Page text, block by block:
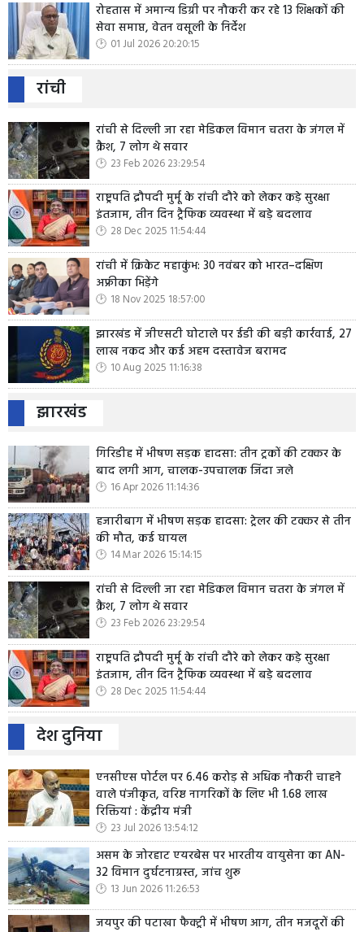
रोहतास में अमान्य डिग्री पर नौकरी कर रहे 13 शिक्षकों की
सेवा समाप्त, वेतन वसूली के निर्देश
01 Jul 2026 20:20:15
रांची
रांची से दिल्ली जा रहा मेडिकल विमान चतरा के जंगल में
क्रैश, 7 लोग थे सवार
23 Feb 2026 23:29:54
राष्ट्रपति द्रौपदी मुर्मू के रांची दौरे को लेकर कड़े सुरक्षा
इंतजाम, तीन दिन ट्रैफिक व्यवस्था में बड़े बदलाव
28 Dec 2025 11:54:44
रांची में क्रिकेट महाकुंभ: 30 नवंबर को भारत–दक्षिण
अफ्रीका भिड़ेंगे
18 Nov 2025 18:57:00
झारखंड में जीएसटी घोटाले पर ईडी की बड़ी कार्रवाई, 27
लाख नकद और कई अहम दस्तावेज बरामद
10 Aug 2025 11:16:38
झारखंड
गिरिडीह में भीषण सड़क हादसा: तीन ट्रकों की टक्कर के
बाद लगी आग, चालक-उपचालक जिंदा जले
16 Apr 2026 11:14:36
हजारीबाग में भीषण सड़क हादसा: ट्रेलर की टक्कर से तीन
की मौत, कई घायल
14 Mar 2026 15:14:15
रांची से दिल्ली जा रहा मेडिकल विमान चतरा के जंगल में
क्रैश, 7 लोग थे सवार
23 Feb 2026 23:29:54
राष्ट्रपति द्रौपदी मुर्मू के रांची दौरे को लेकर कड़े सुरक्षा
इंतजाम, तीन दिन ट्रैफिक व्यवस्था में बड़े बदलाव
28 Dec 2025 11:54:44
देश दुनिया
एनसीएस पोर्टल पर 6.46 करोड़ से अधिक नौकरी चाहने
वाले पंजीकृत, वरिष्ठ नागरिकों के लिए भी 1.68 लाख
रिक्तियां : केंद्रीय मंत्री
23 Jul 2026 13:54:12
असम के जोरहाट एयरबेस पर भारतीय वायुसेना का AN-
32 विमान दुर्घटनाग्रस्त, जांच शुरू
13 Jun 2026 11:26:53
जयपुर की पटाखा फैक्ट्री में भीषण आग, तीन मजदूरों की